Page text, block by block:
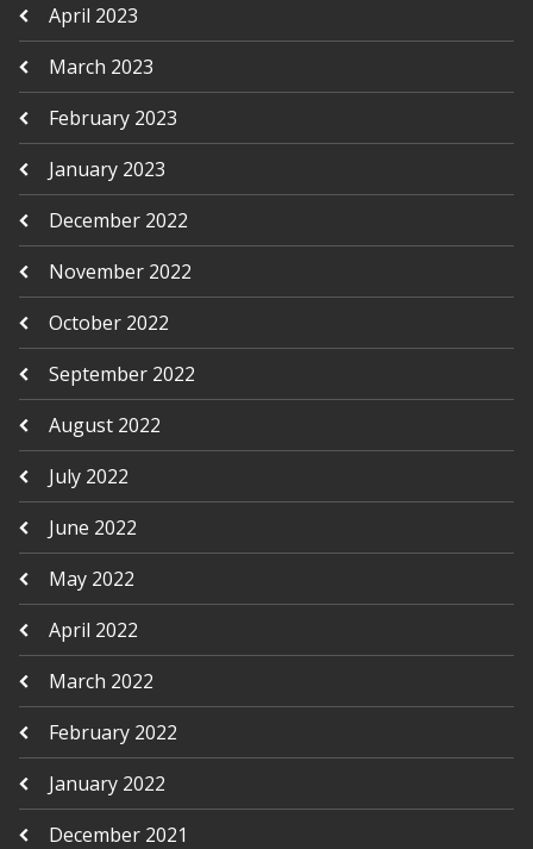
April 2023
March 2023
February 2023
January 2023
December 2022
November 2022
October 2022
September 2022
August 2022
July 2022
June 2022
May 2022
April 2022
March 2022
February 2022
January 2022
December 2021